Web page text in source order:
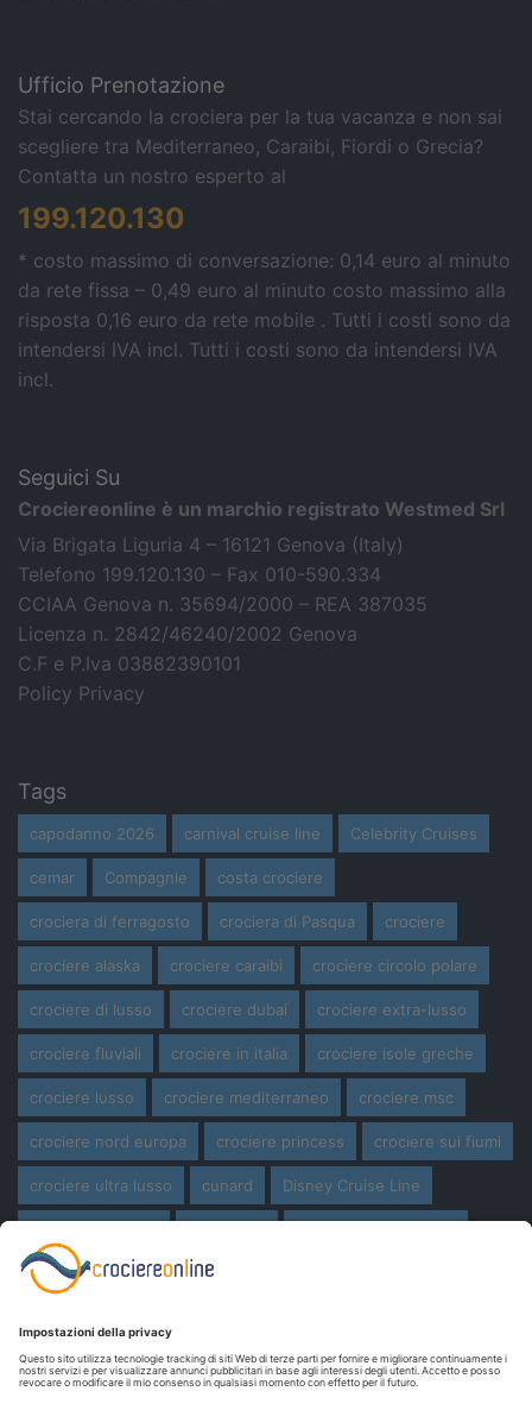
Ufficio Prenotazione
Stai cercando la crociera per la tua vacanza e non sai
scegliere tra Mediterraneo, Caraibi, Fiordi o Grecia?
Contatta un nostro esperto al
199.120.130
* costo massimo di conversazione: 0,14 euro al minuto
da rete fissa – 0,49 euro al minuto costo massimo alla
risposta 0,16 euro da rete mobile . Tutti i costi sono da
intendersi IVA incl. Tutti i costi sono da intendersi IVA
incl.
Seguici Su
Crociereonline è un marchio registrato Westmed Srl
Via Brigata Liguria 4 – 16121 Genova (Italy)
Telefono 199.120.130 – Fax 010-590.334
CCIAA Genova n. 35694/2000 – REA 387035
Licenza n. 2842/46240/2002 Genova
C.F e P.Iva 03882390101
Policy Privacy
Tags
capodanno 2026 carnival cruise line Celebrity Cruises
cemar Compagnie costa crociere
crociera di ferragosto crociera di Pasqua crociere
crociere alaska crociere caraibi crociere circolo polare
crociere di lusso crociere dubai crociere extra-lusso
crociere fluviali crociere in italia crociere isole greche
crociere lusso crociere mediterraneo crociere msc
crociere nord europa crociere princess crociere sui fiumi
crociere ultra lusso cunard Disney Cruise Line
giro del mondo miami
oceania cruises Pasqua Pasqua in crociera